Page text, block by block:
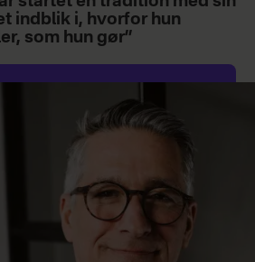
indblik i, hvorfor hun
som hun gør”